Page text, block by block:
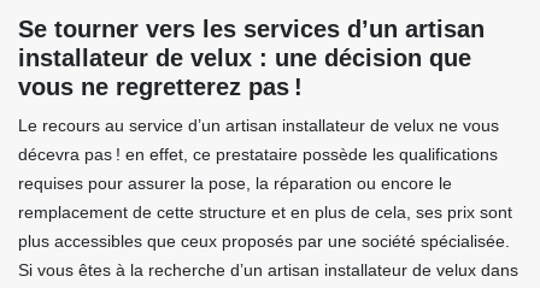
Se tourner vers les services d’un artisan
installateur de velux : une décision que
vous ne regretterez pas !
Le recours au service d’un artisan installateur de velux ne vous
décevra pas ! en effet, ce prestataire possède les qualifications
requises pour assurer la pose, la réparation ou encore le
remplacement de cette structure et en plus de cela, ses prix sont
plus accessibles que ceux proposés par une société spécialisée.
Si vous êtes à la recherche d’un artisan installateur de velux dans